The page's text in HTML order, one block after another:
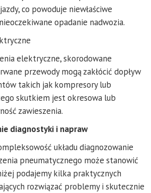
co powoduje niewłaściwe
opadanie nadwozia.
elektryczne, skorodowane
przewody mogą zakłócić dopływ
takich jak kompresory lub
skutkiem jest okresowa lub
zawieszenia.
diagnostyki i napraw
układu diagnozowanie
pneumatycznego może stanowić
podajemy kilka praktycznych
rozwiązać problemy i skutecznie